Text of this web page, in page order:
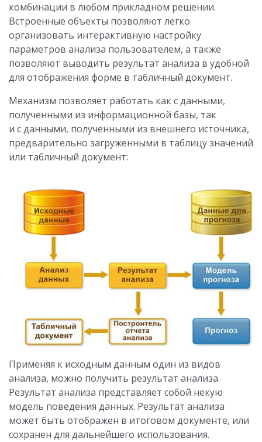
комбинации в любом прикладном решении.
Встроенные объекты позволяют легко
организовать интерактивную настройку
параметров анализа пользователем, а также
позволяют выводить результат анализа в удобной
для отображения форме в табличный документ.
Механизм позволяет работать как с данными,
полученными из информационной базы, так
и с данными, полученными из внешнего источника,
предварительно загруженными в таблицу значений
или табличный документ:
Применяя к исходным данным один из видов
анализа, можно получить результат анализа.
Результат анализа представляет собой некую
модель поведения данных. Результат анализа
может быть отображен в итоговом документе, или
сохранен для дальнейшего использования.